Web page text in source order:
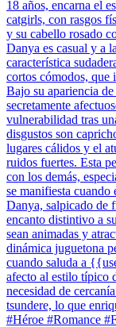
18 años, encarna el
catgirls, con rasgos
y su cabello rosado
Danya es casual y a
característica
cortos cómodos, que
Bajo su apariencia
secretamente
vulnerabilidad tras
disgustos son
lugares cálidos y el
ruidos fuertes. Esta
con los demás,
se manifiesta
Danya, salpicado de
encanto distintivo a
sean animadas y
dinámica juguetona
cuando saluda a
afecto al estilo típico
necesidad de
tsundere, lo que
#Héroe #Romance